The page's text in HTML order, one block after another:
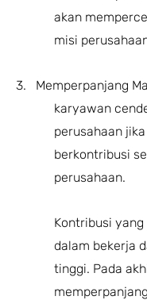
akan
misi
3. Memperpanjang
karyawan
perusahaan
berkontribusi
perusahaan.
Kontribusi
dalam bekerja
tinggi. Pada